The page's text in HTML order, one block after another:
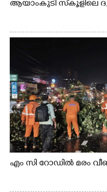
ആയാംകുടി സ്‌കൂളിലെ
എം സി റോഡിൽ മരം